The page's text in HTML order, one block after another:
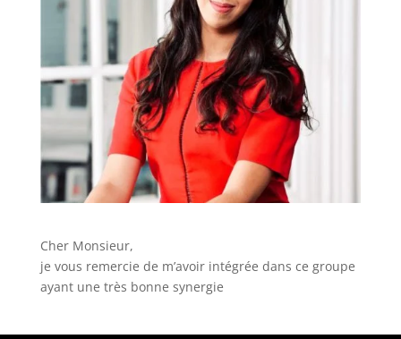
Cher Monsieur,
je vous remercie de m’avoir intégrée dans ce groupe
ayant une très bonne synergie